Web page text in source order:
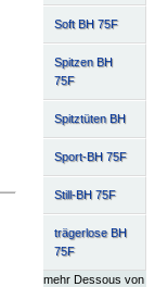
Soft BH 75F
Spitzen BH
75F
Spitztüten BH
Sport-BH 75F
Still-BH 75F
trägerlose BH
75F
mehr Dessous von